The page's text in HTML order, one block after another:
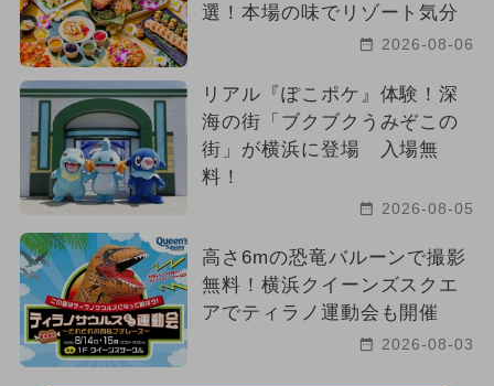
選！本場の味でリゾート気分
2026-08-06
リアル『ぽこポケ』体験！深
海の街「ブクブクうみぞこの
街」が横浜に登場 入場無
料！
2026-08-05
高さ6mの恐竜バルーンで撮影
無料！横浜クイーンズスクエ
アでティラノ運動会も開催
2026-08-03